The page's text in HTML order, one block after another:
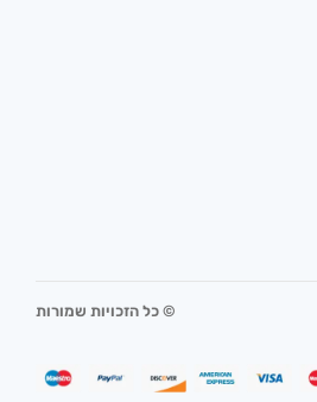
© כל הזכויות שמורות